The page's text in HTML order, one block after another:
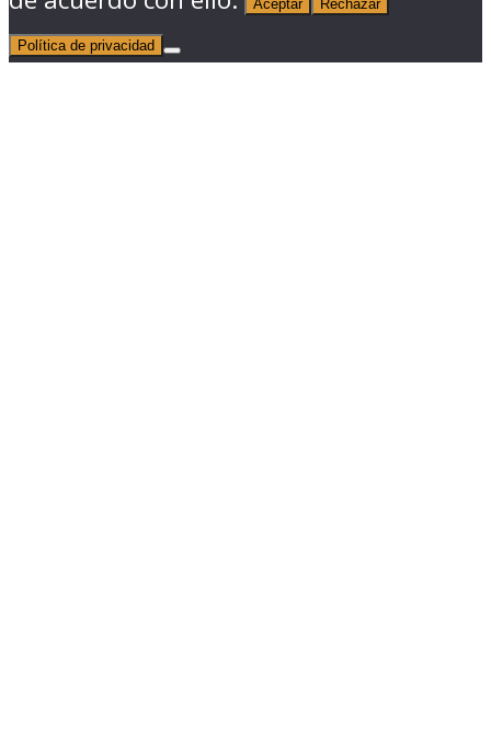
Aceptar Rechazar
Política de privacidad